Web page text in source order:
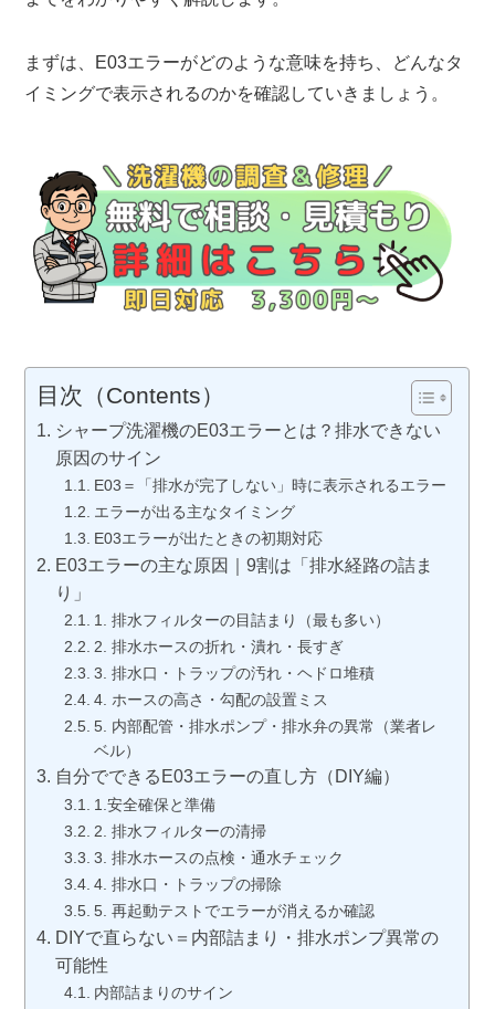
まずは、E03エラーがどのような意味を持ち、どんなタ
イミングで表示されるのかを確認していきましょう。
目次（Contents）
シャープ洗濯機のE03エラーとは？排水できない
原因のサイン
E03＝「排水が完了しない」時に表示されるエラー
エラーが出る主なタイミング
E03エラーが出たときの初期対応
E03エラーの主な原因｜9割は「排水経路の詰ま
り」
1. 排水フィルターの目詰まり（最も多い）
2. 排水ホースの折れ・潰れ・長すぎ
3. 排水口・トラップの汚れ・ヘドロ堆積
4. ホースの高さ・勾配の設置ミス
5. 内部配管・排水ポンプ・排水弁の異常（業者レ
ベル）
自分でできるE03エラーの直し方（DIY編）
1.安全確保と準備
2. 排水フィルターの清掃
3. 排水ホースの点検・通水チェック
4. 排水口・トラップの掃除
5. 再起動テストでエラーが消えるか確認
DIYで直らない＝内部詰まり・排水ポンプ異常の
可能性
内部詰まりのサイン